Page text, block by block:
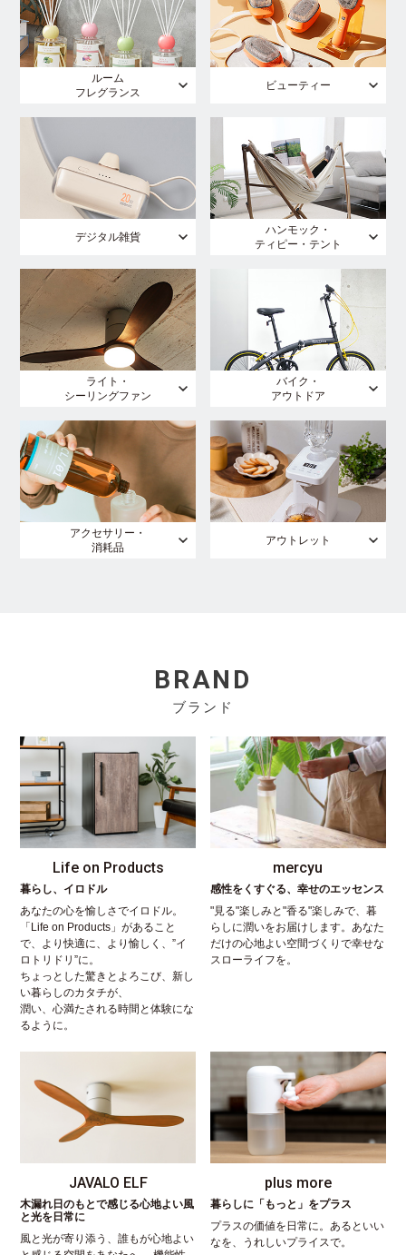
ルーム
フレグランス
ビューティー
デジタル雑貨
ハンモック・
ティピー・テント
ライト・
シーリングファン
バイク・
アウトドア
アクセサリー・
消耗品
アウトレット
BRAND
ブランド
Life on Products
暮らし、イロドル
あなたの心を愉しさでイロドル。
「Life on Products」があること
で、より快適に、より愉しく、”イ
ロトリドリ”に。
ちょっとした驚きとよろこび、新し
い暮らしのカタチが、
潤い、心満たされる時間と体験にな
るように。
mercyu
感性をくすぐる、幸せのエッセンス
"見る"楽しみと"香る"楽しみで、暮
らしに潤いをお届けします。あなた
だけの心地よい空間づくりで幸せな
スローライフを。
JAVALO ELF
木漏れ日のもとで感じる心地よい風
と光を日常に
風と光が寄り添う、誰もが心地よい
plus more
暮らしに「もっと」をプラス
プラスの価値を日常に。あるといい
なを、うれしいプライスで。